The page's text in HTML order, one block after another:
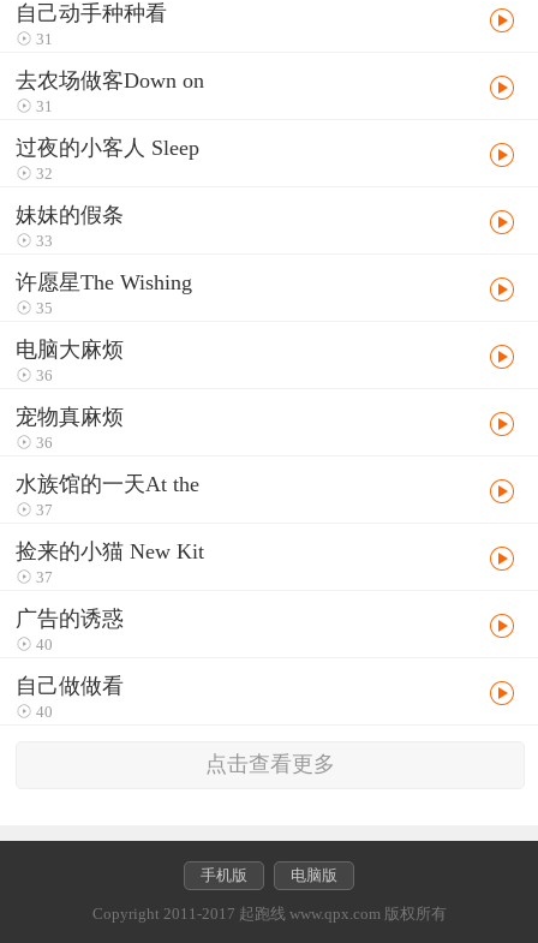
自己动手种种看
31
去农场做客Down on
31
过夜的小客人 Sleep
32
妹妹的假条
33
许愿星The Wishing
35
电脑大麻烦
36
宠物真麻烦
36
水族馆的一天At the
37
捡来的小猫 New Kit
37
广告的诱惑
40
自己做做看
40
点击查看更多
手机版 电脑版
Copyright 2011-2017 起跑线 www.qpx.com 版权所有